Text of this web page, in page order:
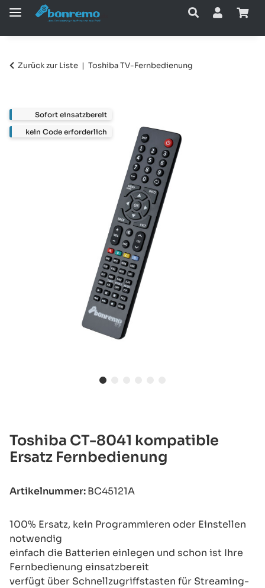
Zurück zur Liste Toshiba TV-Fernbedienung
Toshiba CT-8041 kompatible
Ersatz Fernbedienung
Artikelnummer:BC45121A
100% Ersatz, kein Programmieren oder Einstellen
notwendig
einfach die Batterien einlegen und schon ist Ihre
Fernbedienung einsatzbereit
verfügt über Schnellzugriffstasten für Streaming-